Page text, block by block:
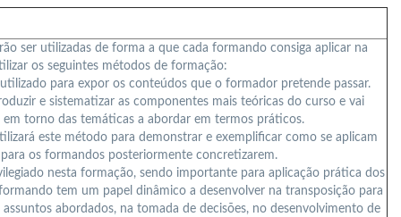
ser utilizadas de forma a que cada formando consiga aplicar na
os seguintes métodos de formação:
para expor os conteúdos que o formador pretende passar.
e sistematizar as componentes mais teóricas do curso e vai
torno das temáticas a abordar em termos práticos.
este método para demonstrar e exemplificar como se aplicam
os formandos posteriormente concretizarem.
nesta formação, sendo importante para aplicação prática dos
tem um papel dinâmico a desenvolver na transposição para
abordados, na tomada de decisões, no desenvolvimento de